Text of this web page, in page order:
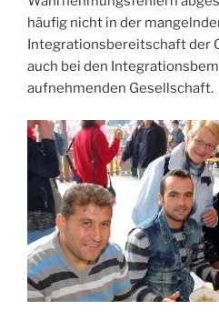
häufig nicht in der
Integrationsbereitschaft der
auch bei den
aufnehmenden Gesellschaft.